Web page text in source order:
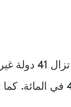
و98 دولة لم تصل إلى